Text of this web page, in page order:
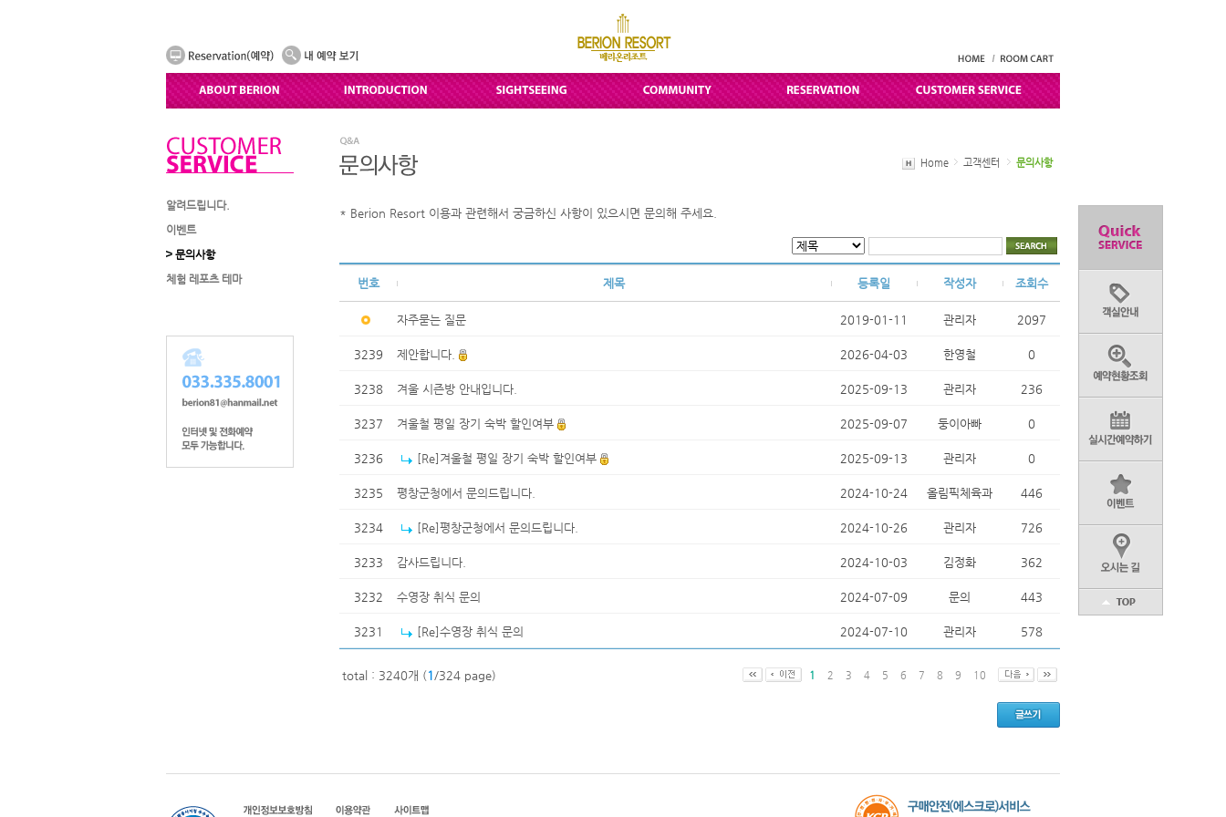
알려드립니다.
이벤트
문의사항
체험 레포츠 테마
Home 고객센터 문의사항
* Berion Resort 이용과 관련해서 궁금하신 사항이 있으시면 문의해 주세요.
번호 제목 등록일 작성자 조회수
자주묻는 질문 2019-01-11 관리자 2097
3239 제안합니다. 2026-04-03 한영철 0
3238 겨울 시즌방 안내입니다. 2025-09-13 관리자 236
3237 겨울철 평일 장기 숙박 할인여부 2025-09-07 둥이아빠 0
3236 [Re]겨울철 평일 장기 숙박 할인여부 2025-09-13 관리자 0
3235 평창군청에서 문의드립니다. 2024-10-24 올림픽체육과 446
3234 [Re]평창군청에서 문의드립니다. 2024-10-26 관리자 726
3233 감사드립니다. 2024-10-03 김정화 362
3232 수영장 취식 문의 2024-07-09 문의 443
3231 [Re]수영장 취식 문의 2024-07-10 관리자 578
total : 3240개 (1/324 page) 1 2 3 4 5 6 7 8 9 10